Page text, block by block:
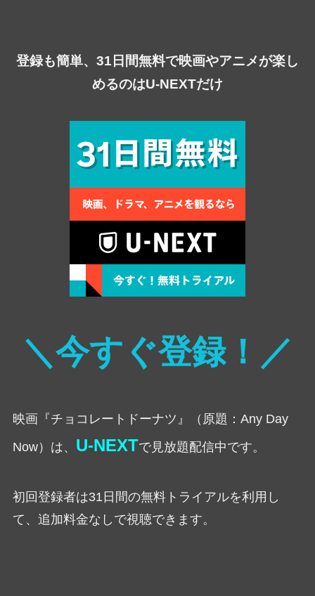
登録も簡単、31日間無料で映画やアニメが楽し
めるのはU-NEXTだけ
＼今すぐ登録！／
映画『チョコレートドーナツ』（原題：Any Day
Now）は、 U-NEXTで見放題配信中です。
初回登録者は31日間の無料トライアルを利用し
て、追加料金なしで視聴できます。